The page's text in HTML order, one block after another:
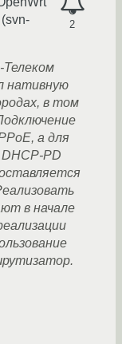
2
Телеком
нативную
в том
а для
PD
в начале